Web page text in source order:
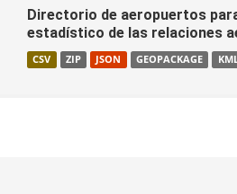
Directorio de aeropuertos
estadístico de las relaciones
CSV ZIP JSON GEOPACKAGE